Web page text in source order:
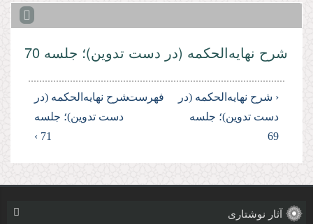
شرح نهایه‌الحکمه (در دست تدوین)؛ جلسه 70
‹ شرح نهایه‌الحکمه (در
دست تدوین)؛ جلسه
69
فهرستشرح نهایه‌الحکمه (در
دست تدوین)؛ جلسه
71 ›
آثار نوشتاری